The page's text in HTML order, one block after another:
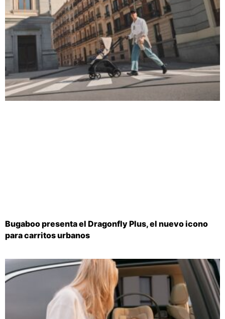
Bugaboo presenta el Dragonfly Plus, el nuevo icono
para carritos urbanos